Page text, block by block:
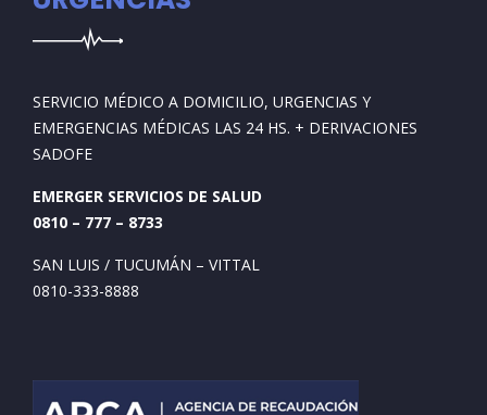
SERVICIO MÉDICO A DOMICILIO, URGENCIAS Y
EMERGENCIAS MÉDICAS LAS 24 HS. + DERIVACIONES
SADOFE
EMERGER SERVICIOS DE SALUD
0810 – 777 – 8733
SAN LUIS / TUCUMÁN – VITTAL
0810-333-8888